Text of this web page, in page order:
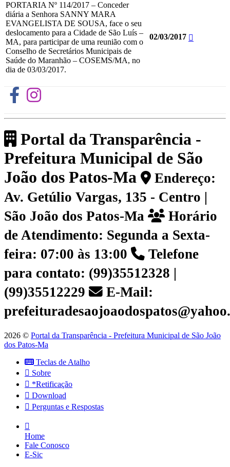
PORTARIA Nº 114/2017 – Conceder
diária a Senhora SANNY MARA
EVANGELISTA DE SOUSA, face o seu
deslocamento para a Cidade de São Luís –
MA, para participar de uma reunião com o
Conselho de Secretários Municipais de
Saúde do Maranhão – COSEMS/MA, no
dia de 03/03/2017.
02/03/2017
Portal da Transparência -
Prefeitura Municipal de São
João dos Patos-Ma
Endereço:
Av. Getúlio Vargas, 135 - Centro |
São João dos Patos-Ma
Horário
de Atendimento: Segunda a Sexta-
feira: 07:00 às 13:00
Telefone
para contato: (99)35512328 |
(99)35512229
E-Mail:
2026 © Portal da Transparência - Prefeitura Municipal de São João
dos Patos-Ma
Teclas de Atalho
Sobre
*Retificação
Download
Perguntas e Respostas
Home
Fale Conosco
E-Sic